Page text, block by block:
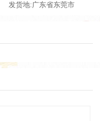
发货地:广东省东莞市